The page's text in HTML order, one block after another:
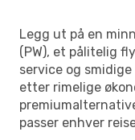
Legg ut på en
(PW), et pålitelig
service og
etter rimelige
passer enhver